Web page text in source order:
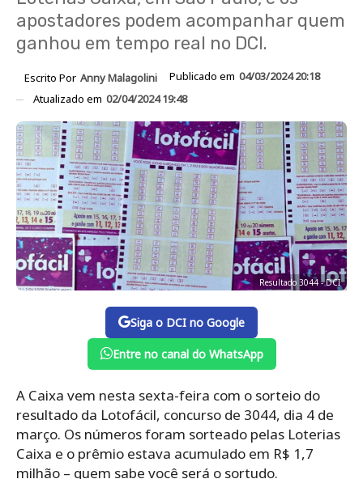
apostadores podem acompanhar quem
ganhou em tempo real no DCI.
Escrito Por Anny Malagolini Publicado em 04/03/2024 20:18
Atualizado em 02/04/2024 19:48
Resultado 3044 - DCI
Siga o DCI no Google
Entre no canal do WhatsApp
A Caixa vem nesta sexta-feira com o sorteio do
resultado da Lotofácil, concurso de 3044, dia 4 de
março. Os números foram sorteado pelas Loterias
Caixa e o prêmio estava acumulado em R$ 1,7
milhão – quem sabe você será o sortudo.